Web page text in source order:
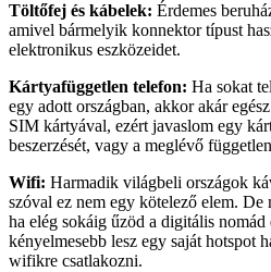
Töltőfej és kábelek: Érdemes
amivel bármelyik konnektor típust
elektronikus eszközeidet.
Kártyafüggetlen telefon: Ha sokat
egy adott országban, akkor akár
SIM kártyával, ezért javaslom egy
beszerzését, vagy a meglévő
Wifi: Harmadik világbeli országok
szóval ez nem egy kötelező elem.
ha elég sokáig űzöd a digitális
kényelmesebb lesz egy saját hotspot
wifikre csatlakozni.